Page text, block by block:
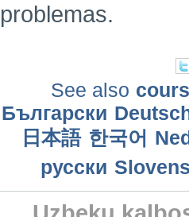
problemas.
See also
Български
日本語 한국어
русски